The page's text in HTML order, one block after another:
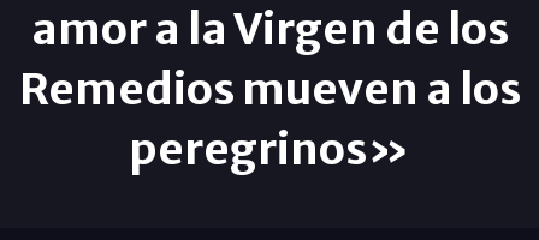
amor a la Virgen de los
Remedios mueven a los
peregrinos»